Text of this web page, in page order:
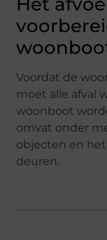
Voordat de
moet alle afval
woonboot
omvat onder
objecten en
deuren.